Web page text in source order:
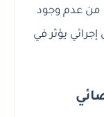
من عدم وجود
يؤثر في